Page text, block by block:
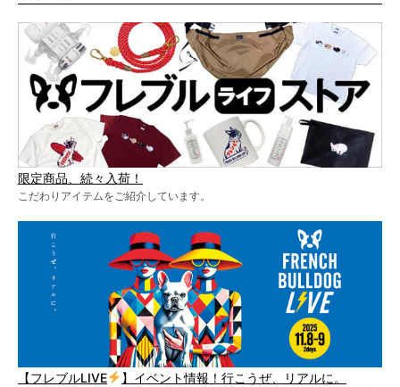
限定商品、続々入荷！
こだわりアイテムをご紹介しています。
【フレブルLIVE 】イベント情報！行こうぜ、リアルに。